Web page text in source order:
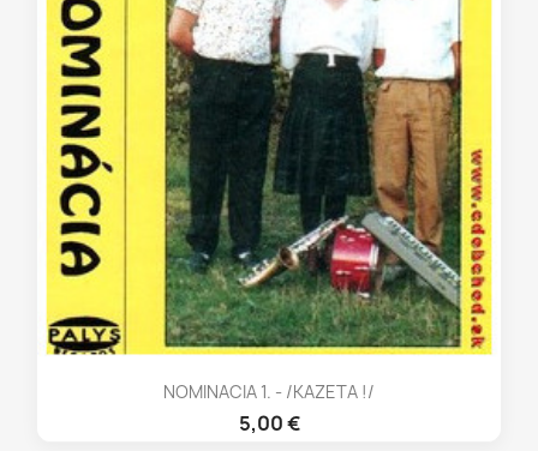
NOMINACIA 1. - /KAZETA !/
5,00 €